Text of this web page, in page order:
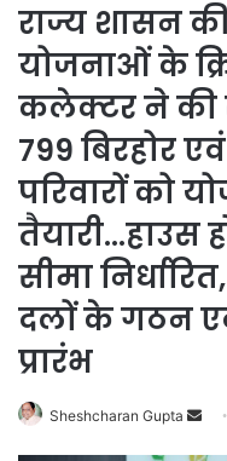
राज्य शासन
योजनाओं के
कलेक्टर ने की
799 बिरहोर
परिवारों को
तैयारी…हाउस
सीमा
दलों के गठन एवं
प्रारंभ
Sheshcharan Gupta
Send